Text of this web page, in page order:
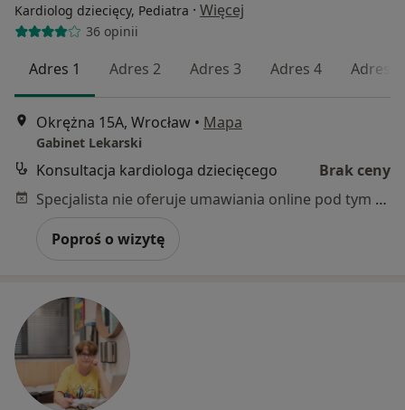
Kardiolog dziecięcy, Pediatra · Więcej
36 opinii
Adres 1 Adres 2 Adres 3 Adres 4 Adres 5
Okrężna 15A, Wrocław • Mapa
Gabinet Lekarski
Konsultacja kardiologa dziecięcego
Brak ceny
Specjalista nie oferuje umawiania online pod tym adresem.
Poproś o wizytę